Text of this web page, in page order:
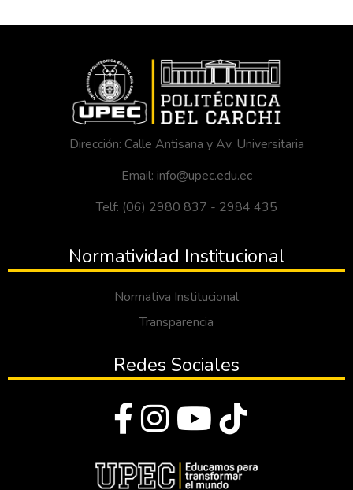
Dirección: Calle Antisana y Av. Universitaria
Email: info@upec.edu.ec
Telf: (06) 2980 837 - 2984 435
Normatividad Institucional
Normativa Institucional
Transparencia
Redes Sociales